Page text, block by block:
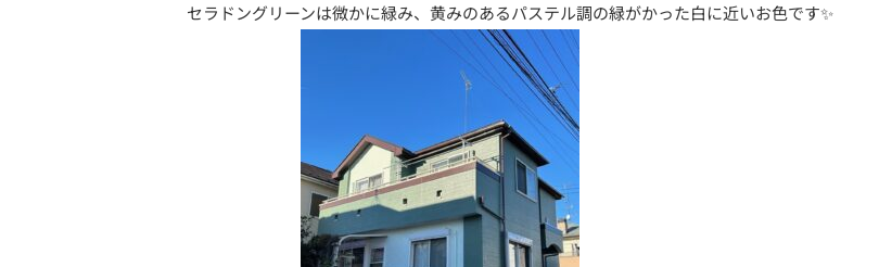
セラドングリーンは微かに緑み、黄みのあるパステル調の緑がかった白に近いお色です✨